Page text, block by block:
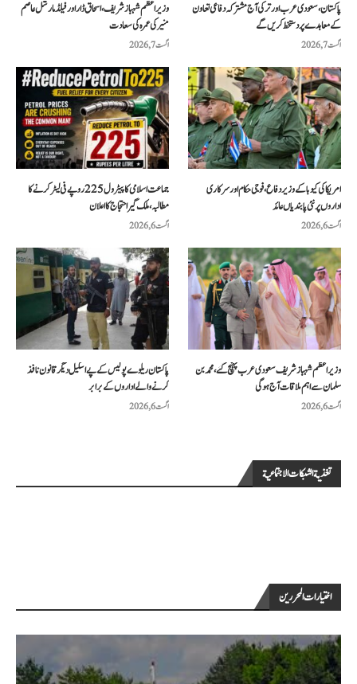
وزیراعظم شہباز شریف، اسحاق ڈار اور فیلڈ مارشل عاصم
منیر کی عمرہ کی سعادت
اگست 7, 2026
پاکستان، سعودی عرب اور ترکی آج مشترکہ دفاعی تعاون
کے معاہدے پر دستخط کریں گے
اگست 7, 2026
جماعت اسلامی کا پیٹرول 225 روپے فی لیٹر کرنے کا
مطالبہ، ملک گیر احتجاج کا اعلان
اگست 6, 2026
امریکا کی کیوبا کے وزیر دفاع، فوجی حکام اور سرکاری
اداروں پر نئی پابندیاں عائد
اگست 6, 2026
پاکستان ریلوے پولیس کے پے اسکیل دیگر قانون نافذ
کرنے والے اداروں کے برابر
اگست 6, 2026
وزیراعظم شہباز شریف سعودی عرب پہنچ گئے، محمد بن
سلمان سے اہم ملاقات آج ہوگی
اگست 6, 2026
تغذية الشبكات الاجتماعية
اختيارات المحررين